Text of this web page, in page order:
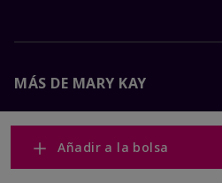
Añadir a la bolsa
MÁS DE MARY KAY